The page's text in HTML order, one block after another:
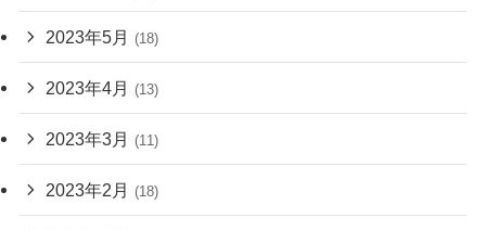
2023年5月 (18)
2023年4月 (13)
2023年3月 (11)
2023年2月 (18)